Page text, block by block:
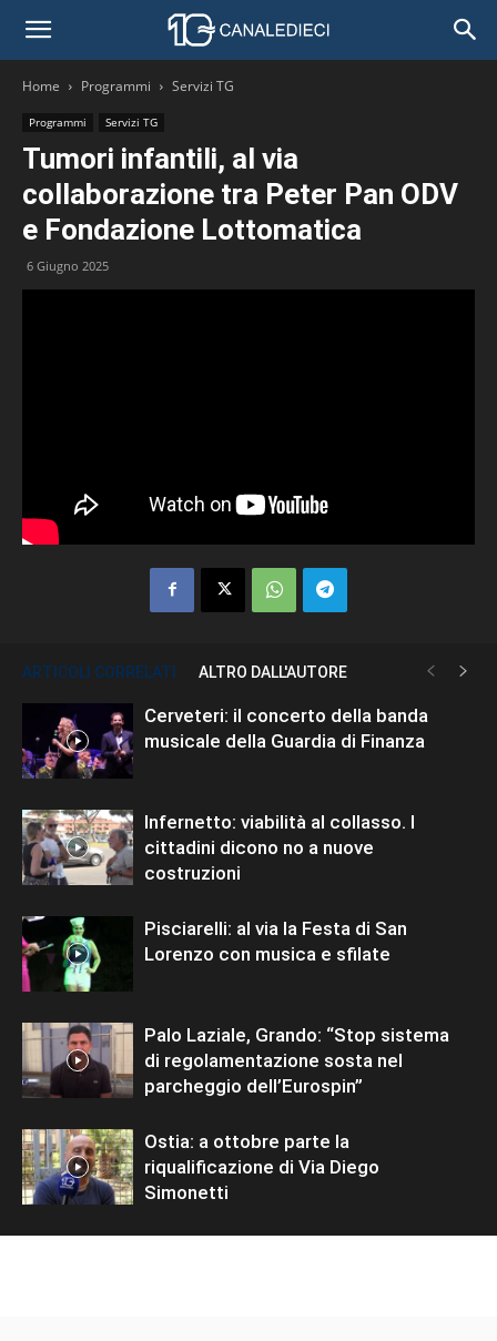
Home Programmi Servizi TG
Programmi Servizi TG
Tumori infantili, al via
collaborazione tra Peter Pan ODV
e Fondazione Lottomatica
6 Giugno 2025
ARTICOLI CORRELATI ALTRO DALL'AUTORE
Cerveteri: il concerto della banda
musicale della Guardia di Finanza
Infernetto: viabilità al collasso. I
cittadini dicono no a nuove
costruzioni
Pisciarelli: al via la Festa di San
Lorenzo con musica e sfilate
Palo Laziale, Grando: “Stop sistema
di regolamentazione sosta nel
parcheggio dell’Eurospin”
Ostia: a ottobre parte la
riqualificazione di Via Diego
Simonetti